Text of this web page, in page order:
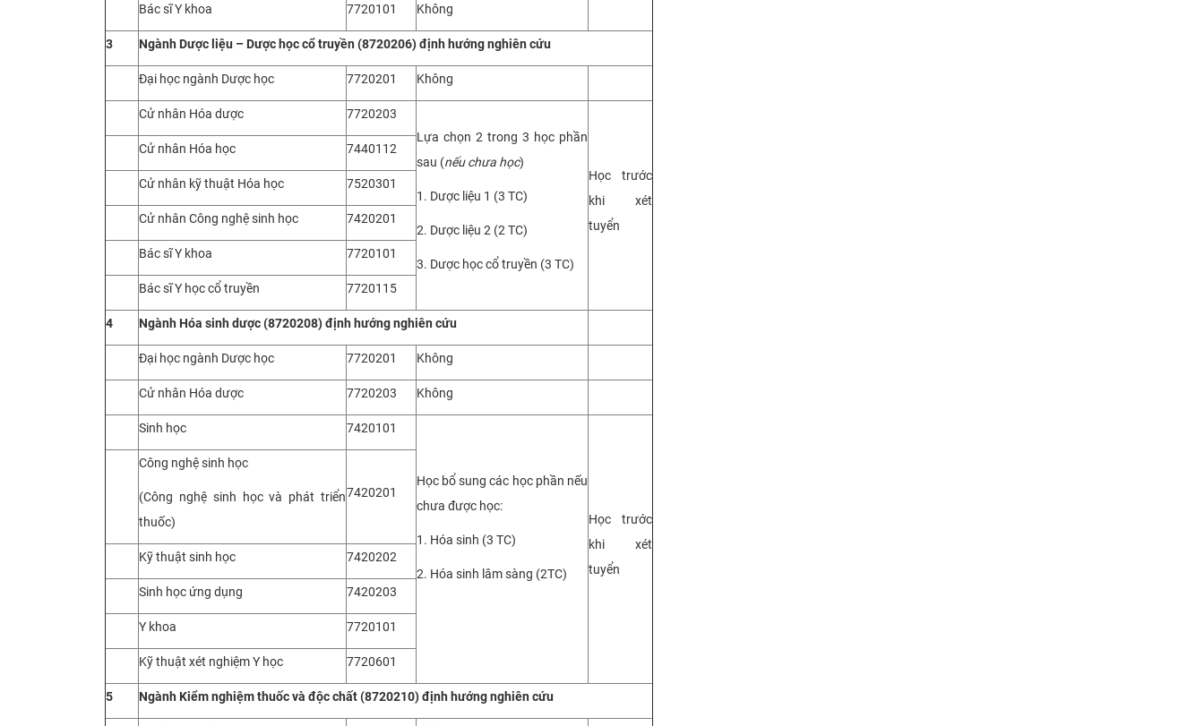
Bác sĩ Y khoa 7720101 Không
3 Ngành Dược liệu – Dược học cổ truyền (8720206)định hướng nghiên cứu
Đại học ngành Dược học 7720201 Không
Cử nhân Hóa dược
7720203
Lựa chọn 2 trong 3 học phần
sau (nếu chưa học)
1. Dược liệu 1 (3 TC)
2. Dược liệu 2 (2 TC)
3. Dược học cổ truyền (3 TC)
Học trước
khi xét
tuyển
Cử nhân Hóa học 7440112
Cử nhân kỹ thuật Hóa học 7520301
Cử nhân Công nghệ sinh học 7420201
Bác sĩ Y khoa 7720101
Bác sĩ Y học cổ truyền 7720115
4 Ngành Hóa sinh dược (8720208)định hướng nghiên cứu
Đại học ngành Dược học 7720201 Không
Cử nhân Hóa dược 7720203 Không
Sinh học 7420101
Học bổ sung các học phần nếu
chưa được học:
1. Hóa sinh (3 TC)
2. Hóa sinh lâm sàng (2TC)
Học trước
khi xét
tuyển
Công nghệ sinh học
(Công nghệ sinh học và phát triển
thuốc)
7420201
Kỹ thuật sinh học 7420202
Sinh học ứng dụng 7420203
Y khoa 7720101
Kỹ thuật xét nghiệm Y học 7720601
5 Ngành Kiểm nghiệm thuốc và độc chất (8720210)định hướng nghiên cứu